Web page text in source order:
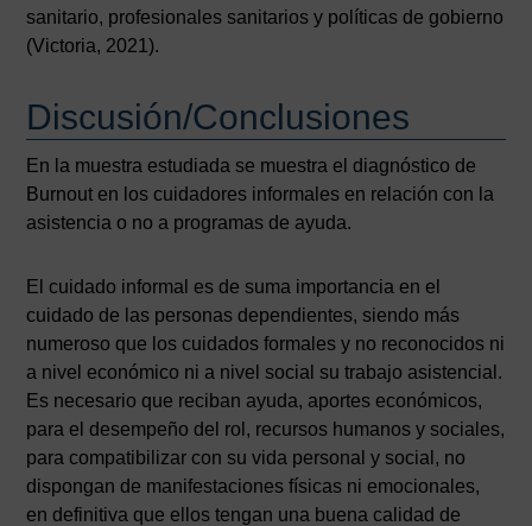
sanitario, profesionales sanitarios y políticas de gobierno
(Victoria, 2021).
Discusión/Conclusiones
En la muestra estudiada se muestra el diagnóstico de
Burnout en los cuidadores informales en relación con la
asistencia o no a programas de ayuda.
El cuidado informal es de suma importancia en el
cuidado de las personas dependientes, siendo más
numeroso que los cuidados formales y no reconocidos ni
a nivel económico ni a nivel social su trabajo asistencial.
Es necesario que reciban ayuda, aportes económicos,
para el desempeño del rol, recursos humanos y sociales,
para compatibilizar con su vida personal y social, no
dispongan de manifestaciones físicas ni emocionales,
en definitiva que ellos tengan una buena calidad de